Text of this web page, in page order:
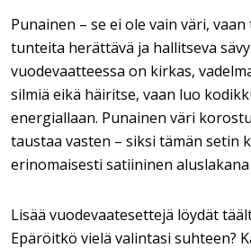
Punainen – se ei ole vain väri,
tunteita herättävä ja hallitseva sävy.
vuodevaatteessa on kirkas,
silmiä eikä häiritse, vaan luo
energiallaan. Punainen väri
taustaa vasten – siksi tämän setin
erinomaisesti satiininen aluslakana
Lisää vuodevaatesettejä löydät
Epäröitkö vielä valintasi suhteen?